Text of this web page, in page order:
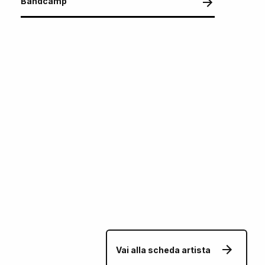
Vai alla scheda artista